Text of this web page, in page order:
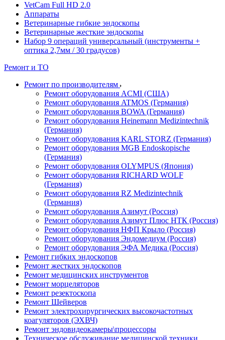
VetCam Full HD 2.0
Аппараты
Ветеринарные гибкие эндоскопы
Ветеринарные жесткие эндоскопы
Набор 9 операций универсальный (инструменты +
оптика 2,7мм / 30 градусов)
Ремонт и ТО
Ремонт по производителям
Ремонт оборудования ACMI (США)
Ремонт оборудования ATMOS (Германия)
Ремонт оборудования BOWA (Германия)
Ремонт оборудования Heinemann Medizintechnik
(Германия)
Ремонт оборудования KARL STORZ (Германия)
Ремонт оборудования MGB Endoskopische
(Германия)
Ремонт оборудования OLYMPUS (Япония)
Ремонт оборудования RICHARD WOLF
(Германия)
Ремонт оборудования RZ Medizintechnik
(Германия)
Ремонт оборудования Азимут (Россия)
Ремонт оборудования Азимут Плюс НТК (Россия)
Ремонт оборудования НФП Крыло (Россия)
Ремонт оборудования Эндомедиум (Россия)
Ремонт оборудования ЭФА Медика (Россия)
Ремонт гибких эндоскопов
Ремонт жестких эндоскопов
Ремонт медицинских инструментов
Ремонт морцеляторов
Ремонт резектоскопа
Ремонт Шейверов
Ремонт электрохирургических высокочастотных
коагуляторов (ЭХВЧ)
Ремонт эндовидеокамеры\процессоры
Техническое обслуживание медицинской техники